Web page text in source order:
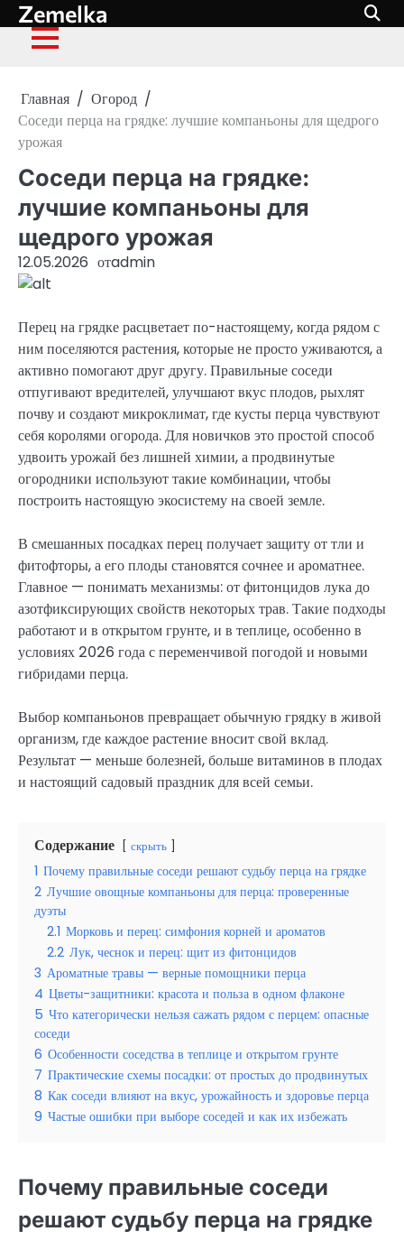
Перейти
к
содержимому
Zemelka
Главная
Огород
Соседи перца на грядке: лучшие компаньоны для щедрого
урожая
Соседи перца на грядке:
лучшие компаньоны для
щедрого урожая
12.05.2026 отadmin
Перец на грядке расцветает по-настоящему, когда рядом с
ним поселяются растения, которые не просто уживаются, а
активно помогают друг другу. Правильные соседи
отпугивают вредителей, улучшают вкус плодов, рыхлят
почву и создают микроклимат, где кусты перца чувствуют
себя королями огорода. Для новичков это простой способ
удвоить урожай без лишней химии, а продвинутые
огородники используют такие комбинации, чтобы
построить настоящую экосистему на своей земле.
В смешанных посадках перец получает защиту от тли и
фитофторы, а его плоды становятся сочнее и ароматнее.
Главное — понимать механизмы: от фитонцидов лука до
азотфиксирующих свойств некоторых трав. Такие подходы
работают и в открытом грунте, и в теплице, особенно в
условиях 2026 года с переменчивой погодой и новыми
гибридами перца.
Выбор компаньонов превращает обычную грядку в живой
организм, где каждое растение вносит свой вклад.
Результат — меньше болезней, больше витаминов в плодах
и настоящий садовый праздник для всей семьи.
Содержание скрыть
1 Почему правильные соседи решают судьбу перца на грядке
2 Лучшие овощные компаньоны для перца: проверенные
дуэты
2.1 Морковь и перец: симфония корней и ароматов
2.2 Лук, чеснок и перец: щит из фитонцидов
3 Ароматные травы — верные помощники перца
4 Цветы-защитники: красота и польза в одном флаконе
5 Что категорически нельзя сажать рядом с перцем: опасные
соседи
6 Особенности соседства в теплице и открытом грунте
7 Практические схемы посадки: от простых до продвинутых
8 Как соседи влияют на вкус, урожайность и здоровье перца
9 Частые ошибки при выборе соседей и как их избежать
Почему правильные соседи
решают судьбу перца на грядке